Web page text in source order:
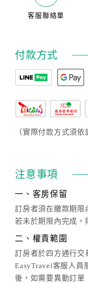
客服聯絡單
付款方式
（實際付款方式須
注意事項
一、客房保留
訂房者須在繳款期限
若未於期限內完成，
二、權責範圍
訂房者於四方通行交
EasyTravel客服人員
後，如需要異動訂單